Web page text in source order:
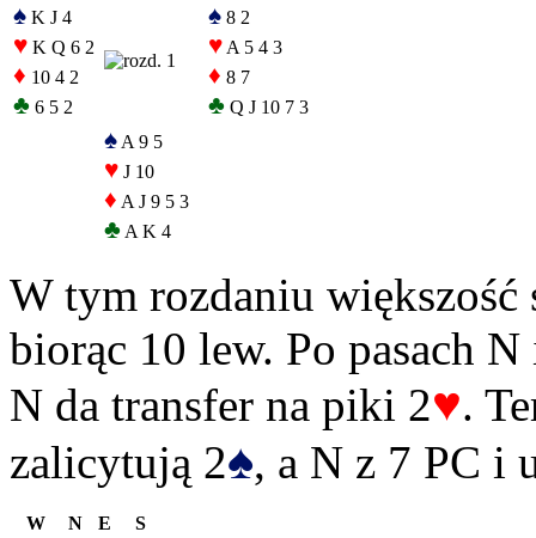
♠ K J 4
♥ K Q 6 2
♦ 10 4 2
♣ 6 5 2
♠ 8 2
♥ A 5 4 3
♦ 8 7
♣ Q J 10 7 3
♠ A 9 5
♥ J 10
♦ A J 9 5 3
♣ A K 4
W tym rozdaniu większość
biorąc 10 lew. Po pasach
N da transfer na piki 2♥.
zalicytują 2♠, a N z 7 PC i
W N E
S